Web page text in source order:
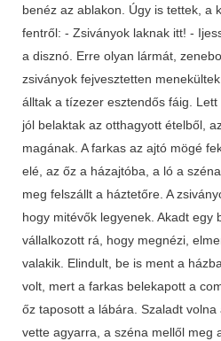
benéz az ablakon. Úgy is tettek, a
fentről: - Zsiványok laknak itt! -
a disznó. Erre olyan lármát,
zsiványok fejvesztetten
álltak a tízezer esztendős fáig. Lett
jól belaktak az otthagyott ételből,
magának. A farkas az ajtó mögé
elé, az őz a házajtóba, a ló a
meg felszállt a háztetőre. A
hogy mitévők legyenek. Akadt egy
vállalkozott rá, hogy megnézi,
valakik. Elindult, be is ment a
volt, mert a farkas belekapott a
őz taposott a lábára. Szaladt
vette agyarra, a széna mellől meg